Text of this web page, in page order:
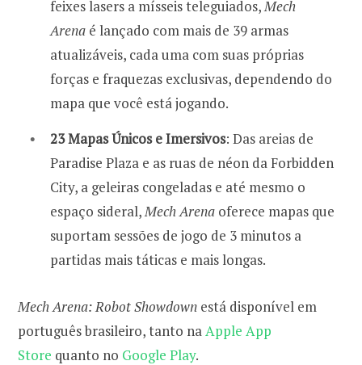
feixes lasers a mísseis teleguiados,Mech
Arena é lançado com mais de 39 armas
atualizáveis, cada uma com suas próprias
forças e fraquezas exclusivas, dependendo do
mapa que você está jogando.
23 Mapas Únicos e Imersivos: Das areias de
Paradise Plaza e as ruas de néon da Forbidden
City, a geleiras congeladas e até mesmo o
espaço sideral,Mech Arena oferece mapas que
suportam sessões de jogo de 3 minutos a
partidas mais táticas e mais longas.
Mech Arena: Robot Showdown está disponível em
português brasileiro, tanto naApple App
Store quanto no Google Play.